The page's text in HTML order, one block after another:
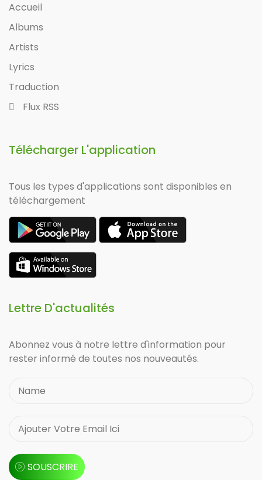
Accueil
Albums
Artists
Lyrics
Traduction
Flux RSS
Télécharger L'application
Tous les types d'applications sont disponibles en
téléchargement
Lettre D'actualités
Abonnez vous à notre lettre d'information pour
rester informé de toutes nos nouveautés.
SOUSCRIRE